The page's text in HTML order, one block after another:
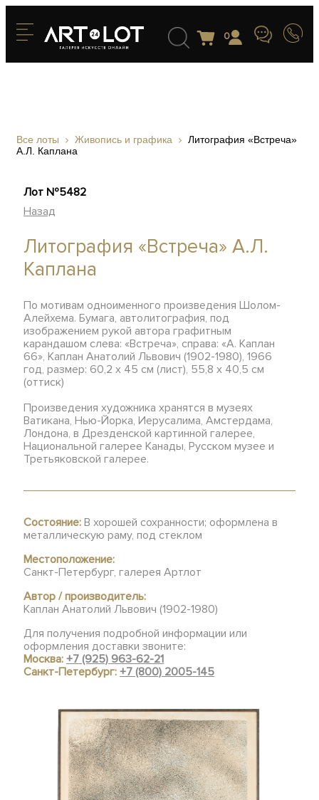
0
Все лоты Живопись и графика
Литография «Встреча»
А.Л. Каплана
Лот №5482
Назад
Литография «Встреча» А.Л.
Каплана
По мотивам одноименного произведения Шолом-
Алейхема. Бумага, автолитография, под
изображением рукой автора графитным
карандашом слева: «Встреча», справа: «А. Каплан
66», Каплан Анатолий Львович (1902-1980), 1966
год, размер: 60,2 х 45 см (лист), 55,8 х 40,5 см
(оттиск)
Произведения художника хранятся в музеях
Ватикана, Нью-Йорка, Иерусалима, Амстердама,
Лондона, в Дрезденской картинной галерее,
Национальной галерее Канады, Русском музее и
Третьяковской галерее.
Состояние: В хорошей сохранности; оформлена в
металлическую раму, под стеклом
Местоположение:
Санкт-Петербург, галерея Артлот
Автор / производитель:
Каплан Анатолий Львович (1902-1980)
Для получения подробной информации или
оформления доставки звоните:
Москва:+7 (925) 963-62-21
Санкт-Петербург:+7 (800) 2005-145